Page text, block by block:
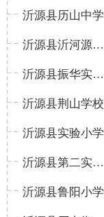
沂源县历山中学
沂源县沂河源学校
沂源县振华实验学校
沂源县荆山学校
沂源县实验小学
沂源县第二实验小学
沂源县鲁阳小学